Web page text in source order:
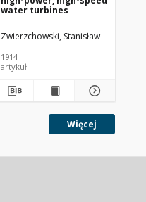
water turbines
Zwierzchowski, Stanisław
1914
artykuł
Więcej